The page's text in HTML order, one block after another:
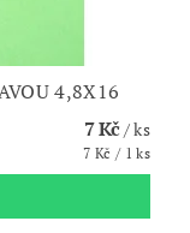
4,8X16
7 Kč/ ks
7 Kč / 1 ks